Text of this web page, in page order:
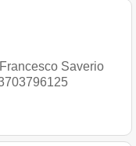
Saverio